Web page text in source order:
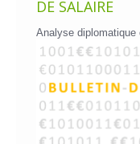
DE SALAIRE
Analyse